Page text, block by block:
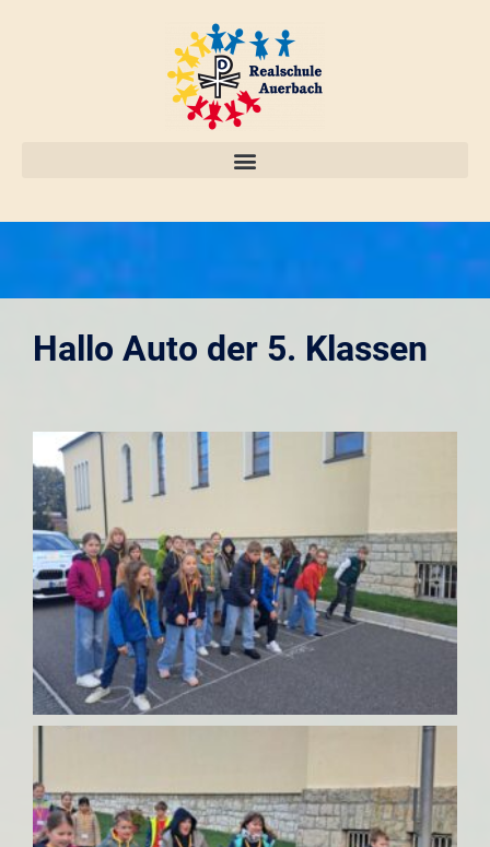
Hallo Auto der 5. Klassen